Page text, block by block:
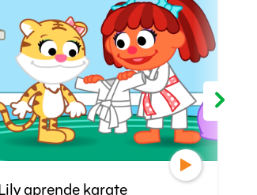
aprende karate